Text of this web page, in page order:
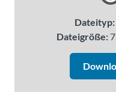
Dateityp:
Dateigröße:
Infozentrum
Anwendungen